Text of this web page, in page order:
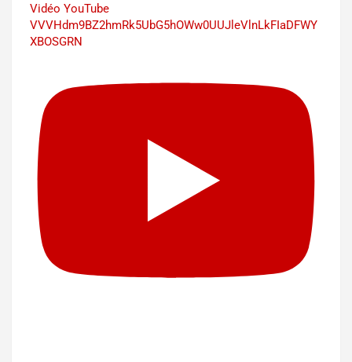
Vidéo YouTube
VVVHdm9BZ2hmRk5UbG5hOWw0UUJleVlnLkFIaDFWY
XBOSGRN